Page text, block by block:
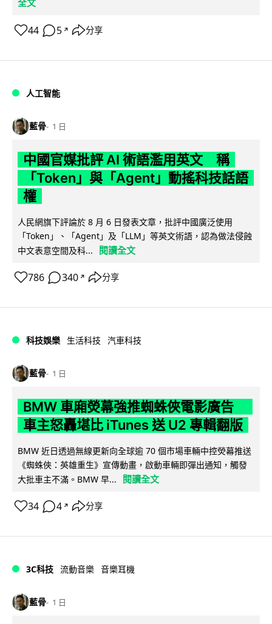
全文
44 5 ↗ 分享
人工智能
藍骨 1 日
中國官媒批評 AI 術語濫用英文 稱
「Token」與「Agent」動搖科技話語
權
人民網旗下評論於 8 月 6 日發表文章，批評中國廣泛使用
「Token」、「Agent」及「LLM」等英文術語，認為做法侵蝕
中文表意空間及科...
閱讀全文
786 340 ↗ 分享
科技娛樂 生活科技 汽車科技
藍骨 1 日
BMW 車廂熒幕強推蜘蛛俠電影廣告
車主怒轟堪比 iTunes 送 U2 專輯翻版
BMW 近日透過無線更新向全球逾 70 個市場車輛中控熒幕推送
《蜘蛛俠：英雄重生》宣傳動畫，啟動車輛即彈出通知，觸發
大批車主不滿。BMW 早...
閱讀全文
34 4 ↗ 分享
3C科技 流動音樂 音樂耳機
藍骨 1 日